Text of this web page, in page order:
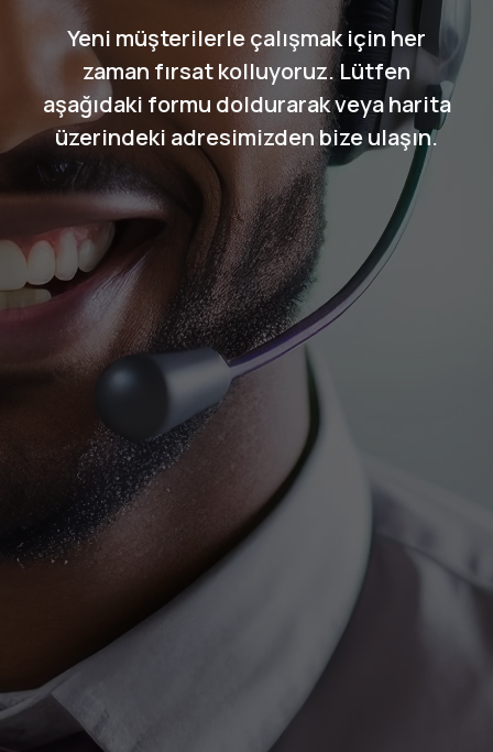
Yeni müşterilerle çalışmak için her
zaman fırsat kolluyoruz. Lütfen
aşağıdaki formu doldurarak veya harita
üzerindeki adresimizden bize ulaşın.